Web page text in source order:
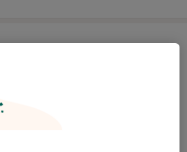
PL pro děti a dorost